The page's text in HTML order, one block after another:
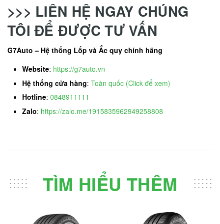
>>> LIÊN HỆ NGAY CHÚNG
TÔI ĐỂ ĐƯỢC TƯ VẤN
G7Auto – Hệ thống Lốp và Ắc quy chính hãng
Website: https://g7auto.vn
Hệ thống cửa hàng: Toàn quốc (Click để xem)
Hotline: 0848911111
Zalo: https://zalo.me/1915835962949258808
TÌM HIỂU THÊM